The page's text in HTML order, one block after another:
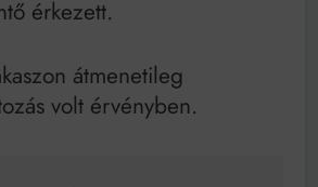
érkezett.
átmenetileg
volt érvényben.